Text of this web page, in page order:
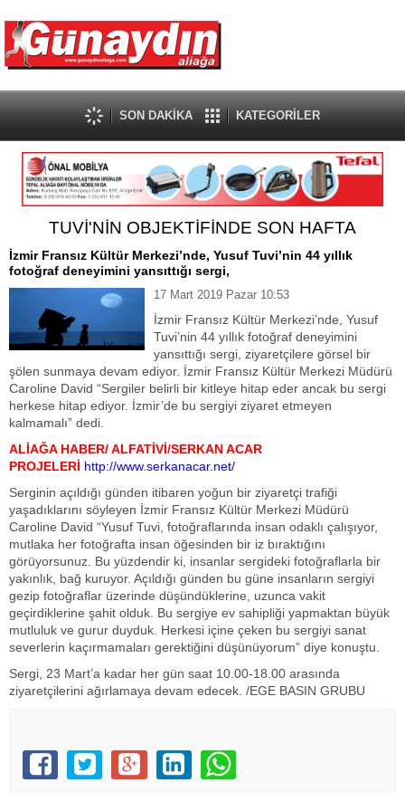
SON DAKİKA KATEGORİLER
TUVİ'NİN OBJEKTİFİNDE SON HAFTA
İzmir Fransız Kültür Merkezi’nde, Yusuf Tuvi’nin 44 yıllık
fotoğraf deneyimini yansıttığı sergi,
17 Mart 2019 Pazar 10:53
İzmir Fransız Kültür Merkezi’nde, Yusuf
Tuvi’nin 44 yıllık fotoğraf deneyimini
yansıttığı sergi, ziyaretçilere görsel bir
şölen sunmaya devam ediyor. İzmir Fransız Kültür Merkezi Müdürü
Caroline David “Sergiler belirli bir kitleye hitap eder ancak bu sergi
herkese hitap ediyor. İzmir’de bu sergiyi ziyaret etmeyen
kalmamalı” dedi.
ALİAĞA HABER/ ALFATİVİ/SERKAN ACAR
PROJELERİ http://www.serkanacar.net/
Serginin açıldığı günden itibaren yoğun bir ziyaretçi trafiği
yaşadıklarını söyleyen İzmir Fransız Kültür Merkezi Müdürü
Caroline David “Yusuf Tuvi, fotoğraflarında insan odaklı çalışıyor,
mutlaka her fotoğrafta insan öğesinden bir iz bıraktığını
görüyorsunuz. Bu yüzdendir ki, insanlar sergideki fotoğraflarla bir
yakınlık, bağ kuruyor. Açıldığı günden bu güne insanların sergiyi
gezip fotoğraflar üzerinde düşündüklerine, uzunca vakit
geçirdiklerine şahit olduk. Bu sergiye ev sahipliği yapmaktan büyük
mutluluk ve gurur duyduk. Herkesi içine çeken bu sergiyi sanat
severlerin kaçırmamaları gerektiğini düşünüyorum” diye konuştu.
Sergi, 23 Mart’a kadar her gün saat 10.00-18.00 arasında
ziyaretçilerini ağırlamaya devam edecek. /EGE BASIN GRUBU